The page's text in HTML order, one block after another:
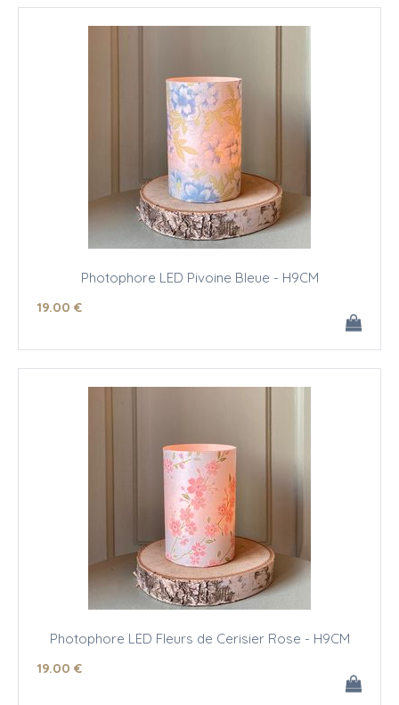
Photophore LED Pivoine Bleue - H9CM
19.00 €
Photophore LED Fleurs de Cerisier Rose - H9CM
19.00 €